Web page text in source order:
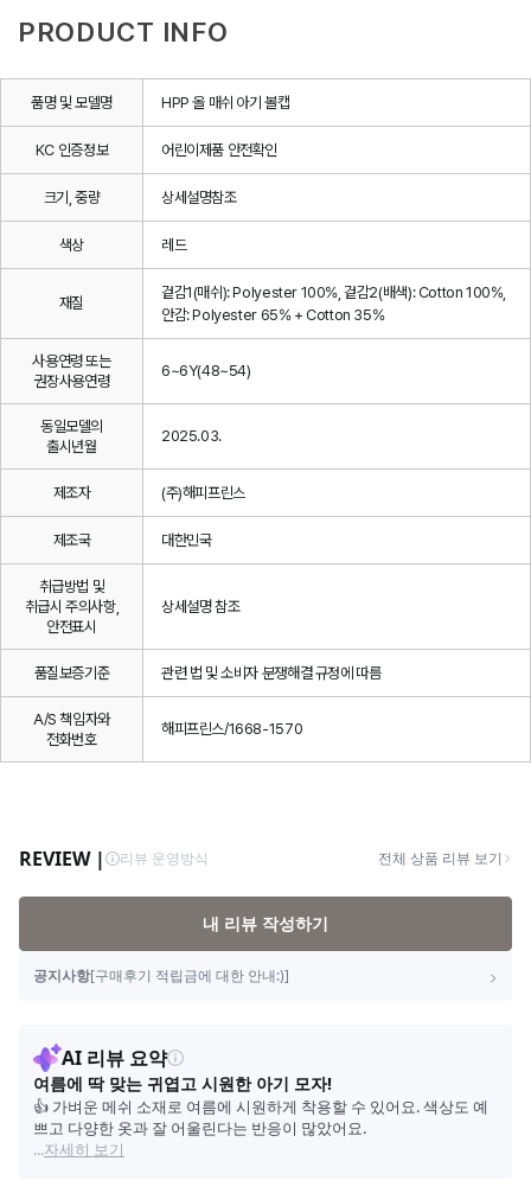
PRODUCT INFO
품명 및 모델명 HPP 올 매쉬 아기 볼캡
KC 인증정보 어린이제품 안전확인
크기, 중량 상세설명참조
색상 레드
재질
겉감1(매쉬): Polyester 100%, 겉감2(배색): Cotton 100%,
안감: Polyester 65% + Cotton 35%
사용연령 또는
권장사용연령
6~6Y(48~54)
동일모델의
출시년월
2025.03.
제조자 (주)해피프린스
제조국 대한민국
취급방법 및
취급시 주의사항,
안전표시
상세설명 참조
품질보증기준 관련 법 및 소비자 분쟁해결 규정에 따름
A/S 책임자와
전화번호
해피프린스/1668-1570